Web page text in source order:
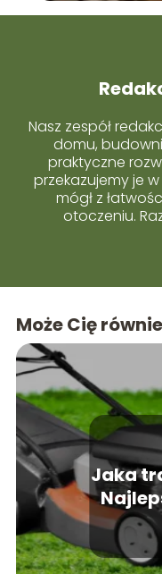
Nasz zespół
domu,
praktyczne
przekazujemy je
mógł z
otoczeniu.
Może Cię
Jaka